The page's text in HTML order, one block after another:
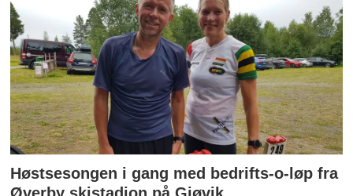
Høstsesongen i gang med bedrifts-o-løp fra